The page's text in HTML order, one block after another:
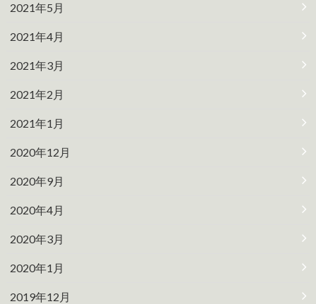
2021年5月
2021年4月
2021年3月
2021年2月
2021年1月
2020年12月
2020年9月
2020年4月
2020年3月
2020年1月
2019年12月